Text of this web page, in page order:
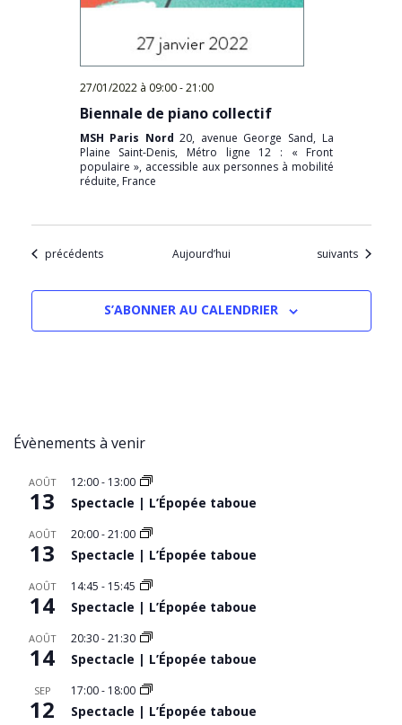
27/01/2022 à 09:00-21:00
Biennale de piano collectif
MSH Paris Nord20, avenue George Sand, La
Plaine Saint-Denis, Métro ligne 12 : « Front
populaire », accessible aux personnes à mobilité
réduite, France
Évènements
précédents Aujourd’hui Évènements
suivants
S’ABONNER AU CALENDRIER
Évènements à venir
AOÛT
13
12:00- 13:00
Spectacle | L’Épopée taboue
AOÛT
13
20:00-21:00
Spectacle | L’Épopée taboue
AOÛT
14
14:45 - 15:45
Spectacle | L’Épopée taboue
AOÛT
14
20:30-21:30
Spectacle | L’Épopée taboue
SEP
12
17:00- 18:00
Spectacle | L’Épopée taboue